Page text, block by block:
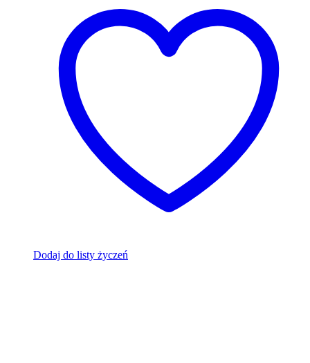
Dodaj do listy życzeń